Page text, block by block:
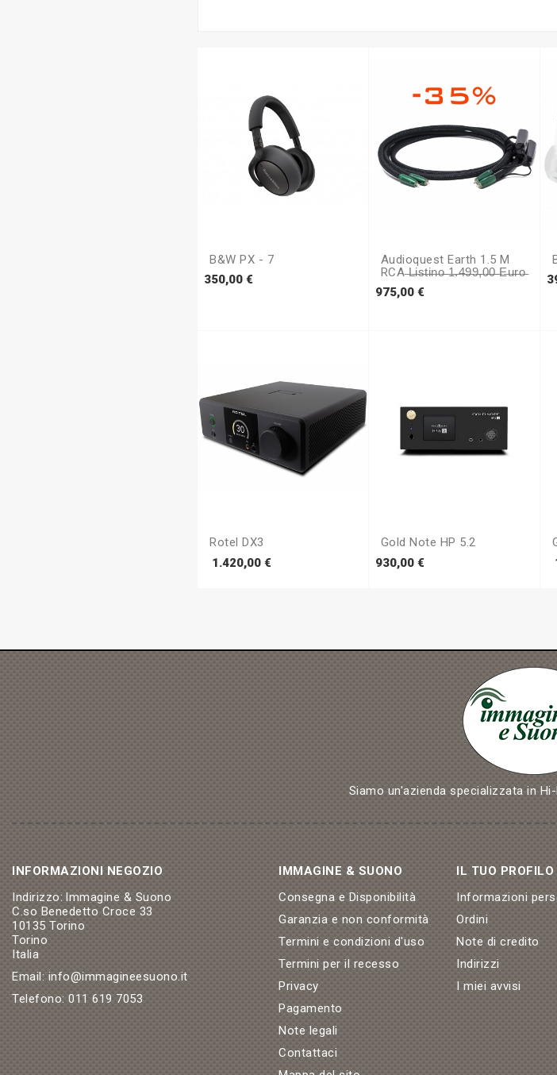
B&W PX - 7
350,00 €
Audioquest Earth 1.5 M
RCA ̶l̶i̶s̶t̶i̶n̶o̶ ̶1̶.̶4̶9̶9̶,̶0̶0̶ ̶e̶u̶r̶o̶
975,00 €
Rotel DX3
1.420,00 €
Gold Note HP 5.2
930,00 €
Siamo un'azienda specializzata in
INFORMAZIONI NEGOZIO
Indirizzo: Immagine & Suono
C.so Benedetto Croce 33
10135 Torino
Torino
Italia
Email: info@immagineesuono.it
Telefono: 011 619 7053
IMMAGINE & SUONO
Consegna e Disponibilità
Garanzia e non conformità
Termini e condizioni d'uso
Termini per il recesso
Privacy
Pagamento
Note legali
Contattaci
IL TUO PROFILO
Informazioni
Ordini
Note di credito
Indirizzi
I miei avvisi